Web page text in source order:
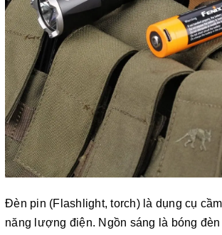
Đèn pin (Flashlight, torch) là dụng cụ
năng lượng điện. Ngồn sáng là bóng